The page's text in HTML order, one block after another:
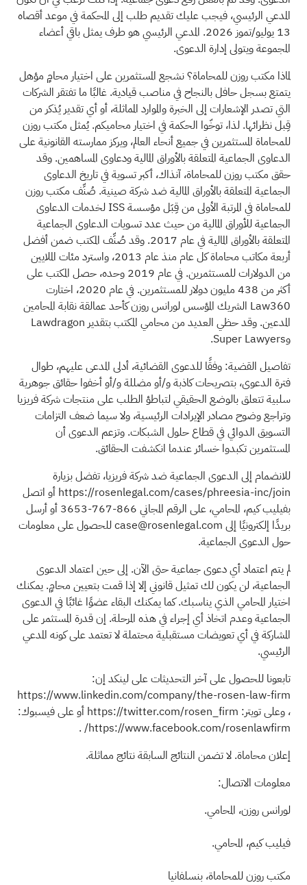
المدعي الرئيسي، فيجب عليك تقديم طلب إلى المحكمة في موعد أقصاه
13 يوليو/تموز 2026. المدعي الرئيسي هو طرف يمثل باقي أعضاء
المجموعة ويتولى إدارة الدعوى.
لماذا مكتب روزن للمحاماة؟ نشجع المستثمرين على اختيار محامٍ مؤهل
يتمتع بسجل حافل بالنجاح في مناصب قيادية. غالبًا ما تفتقر الشركات
التي تصدر الإشعارات إلى الخبرة والموارد المماثلة، أو أي تقدير يُذكر من
قِبل نظرائها. لذا، توخّوا الحكمة في اختيار محاميكم. يُمثل مكتب روزن
للمحاماة المستثمرين في جميع أنحاء العالم، ويركز ممارسته القانونية على
الدعاوى الجماعية المتعلقة بالأوراق المالية ودعاوى المساهمين. وقد
حقق مكتب روزن للمحاماة، آنذاك، أكبر تسوية في تاريخ الدعاوى
الجماعية المتعلقة بالأوراق المالية ضد شركة صينية. صُنِّف مكتب روزن
للمحاماة في المرتبة الأولى من قِبَل مؤسسة ISS لخدمات الدعاوى
الجماعية للأوراق المالية من حيث عدد تسويات الدعاوى الجماعية
المتعلقة بالأوراق المالية في عام 2017. وقد صُنِّف المكتب ضمن أفضل
أربعة مكاتب محاماة كل عام منذ عام 2013، واسترد مئات الملايين
من الدولارات للمستثمرين. في عام 2019 وحده، حصل المكتب على
أكثر من 438 مليون دولار للمستثمرين. في عام 2020، اختارت
Law360 الشريك المؤسس لورانس روزن كأحد عمالقة نقابة المحامين
المدعين. وقد حظي العديد من محامي المكتب بتقدير Lawdragon
وSuper Lawyers.
تفاصيل القضية: وفقًا للدعوى القضائية، أدلى المدعى عليهم، طوال
فترة الدعوى، بتصريحات كاذبة و/أو مضللة و/أو أخفوا حقائق جوهرية
سلبية تتعلق بالوضع الحقيقي لتباطؤ الطلب على منتجات شركة فريزيا
وتراجع وضوح مصادر الإيرادات الرئيسية، ولا سيما ضعف التزامات
التسويق الدوائي في قطاع حلول الشبكات. وتزعم الدعوى أن
المستثمرين تكبدوا خسائر عندما انكشفت الحقائق.
للانضمام إلى الدعوى الجماعية ضد شركة فريزيا، تفضل بزيارة
https://rosenlegal.com/cases/phreesia-inc/join أو اتصل
بفيليب كيم، المحامي، على الرقم المجاني 866-767-3653 أو أرسل
بريدًا إلكترونيًا إلى case@rosenlegal.comللحصول على معلومات
حول الدعوى الجماعية.
لم يتم اعتماد أي دعوى جماعية حتى الآن. إلى حين اعتماد الدعوى
الجماعية، لن يكون لك تمثيل قانوني إلا إذا قمت بتعيين محامٍ. يمكنك
اختيار المحامي الذي يناسبك. كما يمكنك البقاء عضوًا غائبًا في الدعوى
الجماعية وعدم اتخاذ أي إجراء في هذه المرحلة. إن قدرة المستثمر على
المشاركة في أي تعويضات مستقبلية محتملة لا تعتمد على كونه المدعي
الرئيسي.
تابعونا للحصول على آخر التحديثات على لينكد إن:
https://www.linkedin.com/company/the-rosen-law-firm
، وعلى تويتر: https://twitter.com/rosen_firm أو على فيسبوك:
https://www.facebook.com/rosenlawfirm/
.
إعلان محاماة. لا تضمن النتائج السابقة نتائج مماثلة.
معلومات الاتصال:
لورانس روزن، المحامي.
فيليب كيم، المحامي.
مكتب روزن للمحاماة، بنسلفانيا